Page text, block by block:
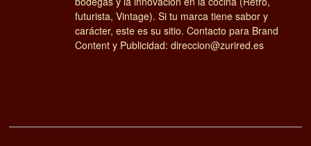
futurista, Vintage). Si tu marca tiene sabor y
carácter, este es su sitio. Contacto para Brand
Content y Publicidad: direccion@zurired.es